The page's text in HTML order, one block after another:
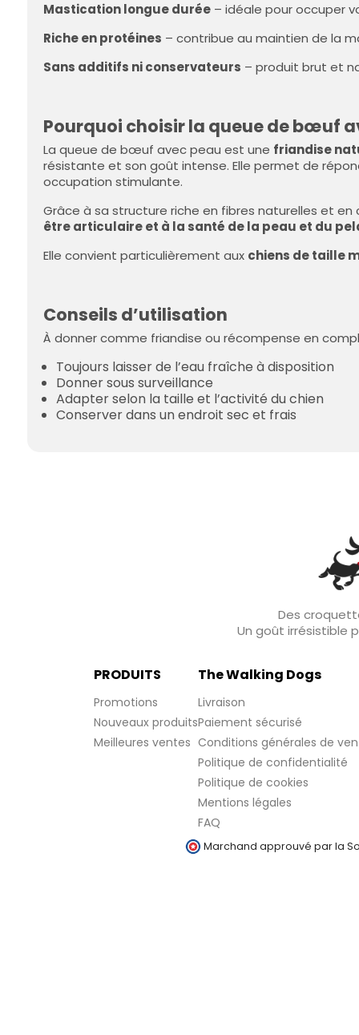
Mastication longue durée – idéale pour occuper
Riche en protéines – contribue au maintien de la
Sans additifs ni conservateurs – produit brut et
Pourquoi choisir la queue de bœuf
La queue de bœuf avec peau est une friandise
résistante et son goût intense. Elle permet de
occupation stimulante.
Grâce à sa structure riche en fibres naturelles et
être articulaire et à la santé de la peau et du
Elle convient particulièrement aux chiens de taille
Conseils d’utilisation
À donner comme friandise ou récompense en
Toujours laisser de l’eau fraîche à disposition
Donner sous surveillance
Adapter selon la taille et l’activité du chien
Conserver dans un endroit sec et frais
Des
Un goût irrésistible
PRODUITS
Promotions
Nouveaux produits
Meilleures ventes
The Walking Dogs
Livraison
Paiement sécurisé
Conditions générales de
Politique de confidentialité
Politique de cookies
Mentions légales
FAQ
Marchand approuvé par la